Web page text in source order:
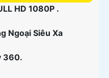
HD 1080P .
Ngoại Siêu Xa
360.